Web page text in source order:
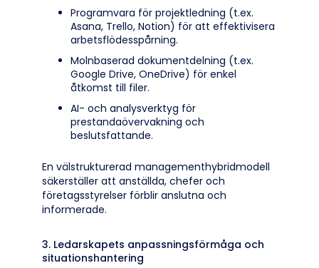
Programvara för projektledning (t.ex.
Asana, Trello, Notion) för att effektivisera
arbetsflödesspårning.
Molnbaserad dokumentdelning (t.ex.
Google Drive, OneDrive) för enkel
åtkomst till filer.
AI- och analysverktyg för
prestandaövervakning och
beslutsfattande.
En välstrukturerad managementhybridmodell
säkerställer att anställda, chefer och
företagsstyrelser förblir anslutna och
informerade.
3. Ledarskapets anpassningsförmåga och
situationshantering